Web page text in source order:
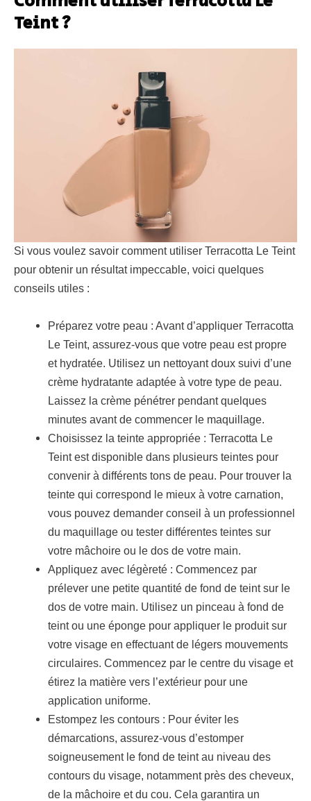
Teint ?
Si vous voulez savoir comment utiliser Terracotta Le Teint
pour obtenir un résultat impeccable, voici quelques
conseils utiles :
Préparez votre peau : Avant d’appliquer Terracotta
Le Teint, assurez-vous que votre peau est propre
et hydratée. Utilisez un nettoyant doux suivi d’une
crème hydratante adaptée à votre type de peau.
Laissez la crème pénétrer pendant quelques
minutes avant de commencer le maquillage.
Choisissez la teinte appropriée : Terracotta Le
Teint est disponible dans plusieurs teintes pour
convenir à différents tons de peau. Pour trouver la
teinte qui correspond le mieux à votre carnation,
vous pouvez demander conseil à un professionnel
du maquillage ou tester différentes teintes sur
votre mâchoire ou le dos de votre main.
Appliquez avec légèreté : Commencez par
prélever une petite quantité de fond de teint sur le
dos de votre main. Utilisez un pinceau à fond de
teint ou une éponge pour appliquer le produit sur
votre visage en effectuant de légers mouvements
circulaires. Commencez par le centre du visage et
étirez la matière vers l’extérieur pour une
application uniforme.
Estompez les contours : Pour éviter les
démarcations, assurez-vous d’estomper
soigneusement le fond de teint au niveau des
contours du visage, notamment près des cheveux,
de la mâchoire et du cou. Cela garantira un